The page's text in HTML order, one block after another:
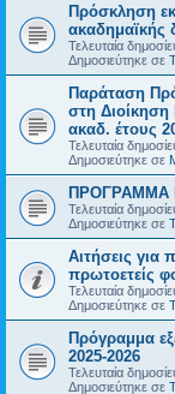
Πρόσκληση
ακαδημαϊκής
Τελευταία
Δημοσιεύτηκε σε
Παράταση
στη Διοίκηση
ακαδ. έτους
Τελευταία
Δημοσιεύτηκε σε
ΠΡΟΓΡΑΜΜΑ
Τελευταία
Δημοσιεύτηκε σε
Αιτήσεις
πρωτοετείς
Τελευταία
Δημοσιεύτηκε σε
Πρόγραμμα
2025-2026
Τελευταία
Δημοσιεύτηκε σε